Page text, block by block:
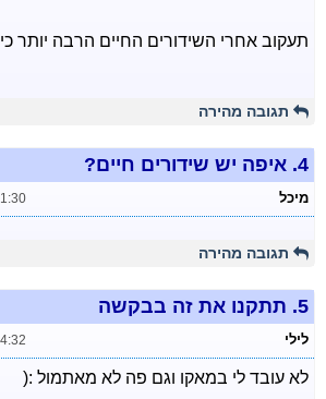
תעקוב אחרי השידורים החיים הרבה יותר
תגובה מהירה
4. איפה יש שידורים חיים?
מיכל
תגובה מהירה
5. תתקנו את זה בבקשה
לילי
לא עובד לי במאקו וגם פה לא מאתמול :(